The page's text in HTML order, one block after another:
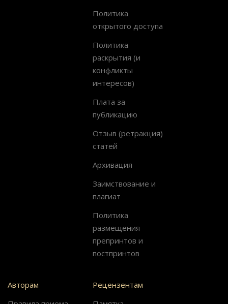
Политика
открытого доступа
Политика
раскрытия (и
конфликты
интересов)
Плата за
публикацию
Отзыв (ретракция)
статей
Архивация
Заимствование и
плагиат
Политика
размещения
препринтов и
постпринтов
Авторам
Рецензентам